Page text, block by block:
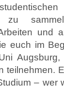
zu
und
euch im
teilnehmen.
– wer